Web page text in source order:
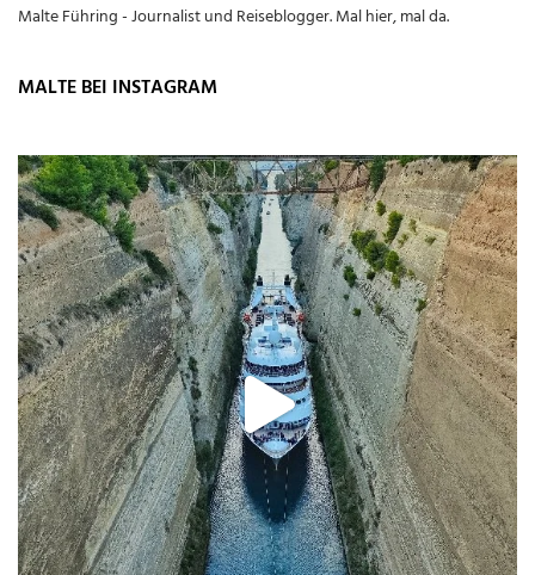
Malte Führing - Journalist und Reiseblogger. Mal hier, mal da.
MALTE BEI INSTAGRAM